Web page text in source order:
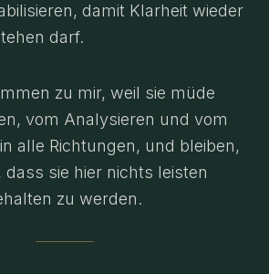
damit Klarheit wieder
darf.
zu mir, weil sie müde
vom Analysieren und vom
alle Richtungen, und bleiben,
sie hier nichts leisten
zu werden.